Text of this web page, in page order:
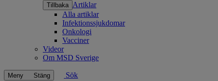
Tillbaka Artiklar
Alla artiklar
Infektionssjukdomar
Onkologi
Vacciner
Videor
Om MSD Sverige
Meny Stäng
Sök